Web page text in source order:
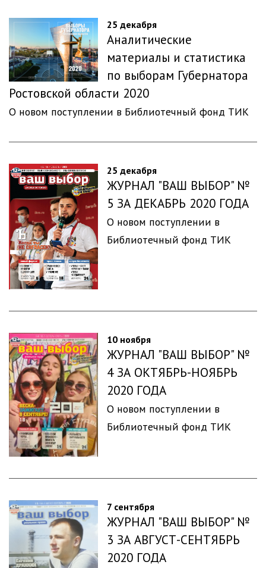
25 декабря
Аналитические
материалы и статистика
по выборам Губернатора
Ростовской области 2020
О новом поступлении в Библиотечный фонд ТИК
25 декабря
ЖУРНАЛ "ВАШ ВЫБОР" №
5 ЗА ДЕКАБРЬ 2020 ГОДА
О новом поступлении в
Библиотечный фонд ТИК
10 ноября
ЖУРНАЛ "ВАШ ВЫБОР" №
4 ЗА ОКТЯБРЬ-НОЯБРЬ
2020 ГОДА
О новом поступлении в
Библиотечный фонд ТИК
7 сентября
ЖУРНАЛ "ВАШ ВЫБОР" №
3 ЗА АВГУСТ-СЕНТЯБРЬ
2020 ГОДА